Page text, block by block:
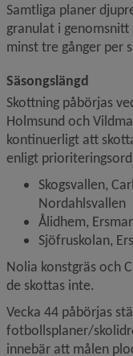
Samtliga planer
granulat i genomsnitt
minst tre gånger per
Säsongslängd
Skottning påbörjas
Holmsund och
kontinuerligt att
enligt
Skogsvallen,
Nordahlsvallen
Ålidhem,
Sjöfruskolan,
Nolia konstgräs och
de skottas inte.
Vecka 44 påbörjas
fotbollsplaner/
innebär att målen